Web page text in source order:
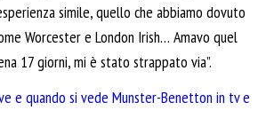
simile, quello che abbiamo dovuto
Worcester e London Irish… Amavo quel
17 giorni, mi è stato strappato via”.
e quando si vede Munster-Benetton in tv e